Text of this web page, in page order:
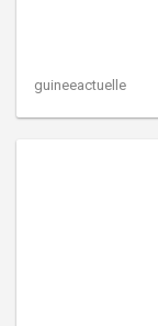
guineeactuelle